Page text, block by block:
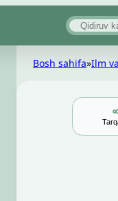
Bosh sahifa»Ilm